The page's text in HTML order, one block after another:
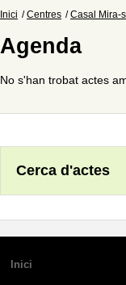
Inici Centres Casal Mira-
Agenda
No s'han trobat actes
Cerca d'actes
Inici